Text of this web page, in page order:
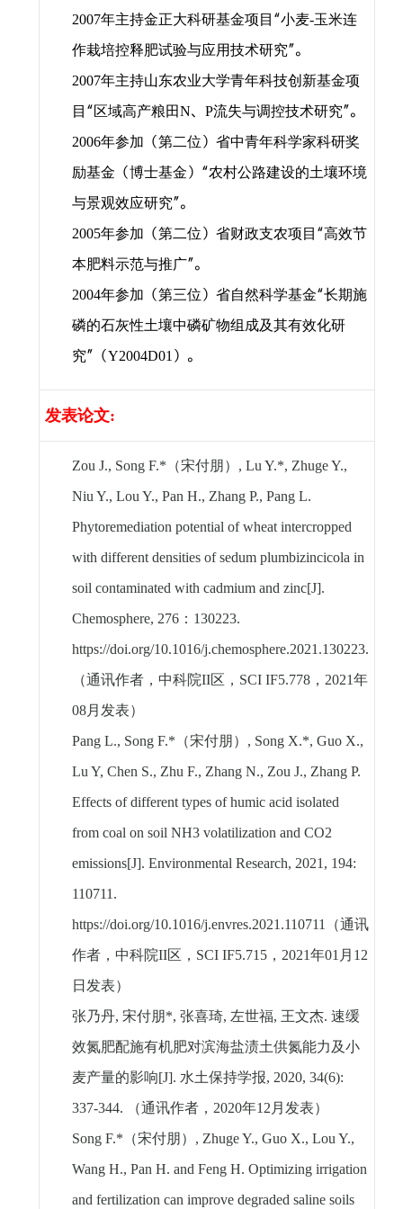
2007年主持金正大科研基金项目“小麦-玉米连
作栽培控释肥试验与应用技术研究”。
2007年主持山东农业大学青年科技创新基金项
目“区域高产粮田N、 P流失与调控技术研究”。
2006年参加（第二位）省中青年科学家科研奖
励基金（博士基金）“农村公路建设的土壤环境
与景观效应研究”。
2005年参加（第二位）省财政支农项目“高效节
本肥料示范与推广”。
2004年参加（第三位）省自然科学基金“长期施
磷的石灰性土壤中磷矿物组成及其有效化研
究”（Y2004D01）。
发表论文:
Zou J., Song F.* （宋付朋） , Lu Y.*, Zhuge Y.,
Niu Y., Lou Y., Pan H., Zhang P., Pang L.
Phytoremediation potential of wheat intercropped
with different densities of sedum plumbizincicola in
soil contaminated with cadmium and zinc[J].
Chemosphere, 276： 130223.
https://doi.org/10.1016/j.chemosphere.2021.130223.
（通讯作者，中科院II区， SCI IF5.778， 2021年
08月发表）
Pang L., Song F.* （宋付朋） , Song X.*, Guo X.,
Lu Y, Chen S., Zhu F., Zhang N., Zou J., Zhang P.
Effects of different types of humic acid isolated
from coal on soil NH3 volatilization and CO2
emissions[J]. Environmental Research, 2021, 194:
110711.
https://doi.org/10.1016/j.envres.2021.110711 （通讯
作者，中科院II区， SCI IF5.715， 2021年01月 12
日发表）
张乃丹, 宋付朋*, 张喜琦, 左世福, 王文杰. 速缓
效氮肥配施有机肥对滨海盐渍土供氮能力及小
麦产量的影响[J]. 水土保持学报, 2020, 34(6):
337-344.
（通讯作者， 2020年12月发表）
Song F.* （宋付朋） , Zhuge Y., Guo X., Lou Y.,
Wang H., Pan H. and Feng H. Optimizing irrigation
and fertilization can improve degraded saline soils